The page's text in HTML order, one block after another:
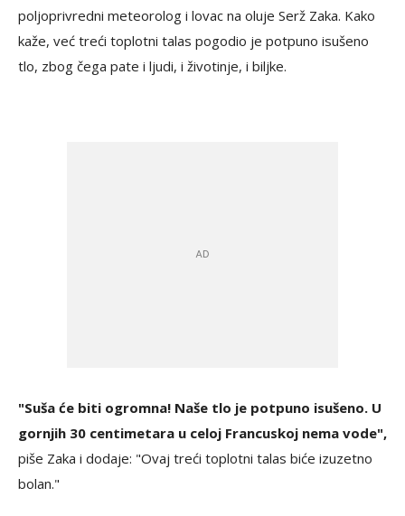
poljoprivredni meteorolog i lovac na oluje Serž Zaka. Kako
kaže, već treći toplotni talas pogodio je potpuno isušeno
tlo, zbog čega pate i ljudi, i životinje, i biljke.
"Suša će biti ogromna! Naše tlo je potpuno isušeno. U
gornjih 30 centimetara u celoj Francuskoj nema vode",
piše Zaka i dodaje: "Ovaj treći toplotni talas biće izuzetno
bolan."